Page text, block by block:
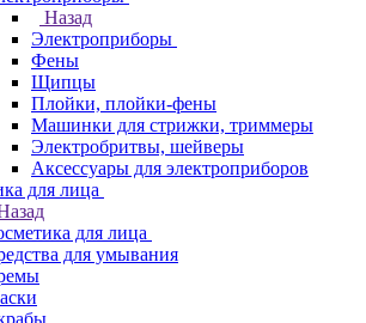
Назад
Электроприборы
Фены
Щипцы
Плойки, плойки-фены
Машинки для стрижки, триммеры
Электробритвы, шейверы
Аксессуары для электроприборов
для лица
для лица
для умывания